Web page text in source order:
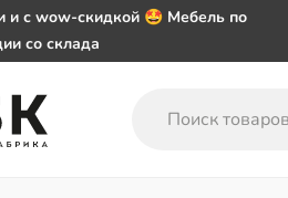
и с wow-скидкой 🤩 Мебель по
со склада
000 ₽
Whatsapp переехал на номер